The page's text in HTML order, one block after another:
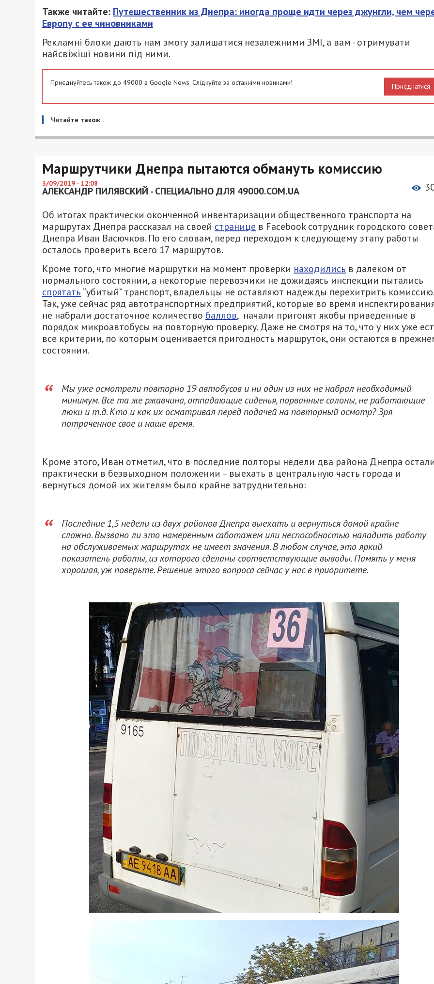
Также читайте: Путешественник из Днепра: иногда проще идти через джунгли, чем
Европу с ее чиновниками
Рекламні блоки дають нам змогу залишатися незалежними ЗМІ, а вам - отримувати
найсвіжіші новини під ними.
Приєднуйтесь також до 49000 в Google News. Слідкуйте за останніми новинами! Приєднатися
Читайте також
Маршрутчики Днепра пытаются обмануть комиссию
3/09/2019 - 12:08
АЛЕКСАНДР ПИЛЯВСКИЙ - СПЕЦИАЛЬНО ДЛЯ 49000.COM.UA
Об итогах практически оконченной инвентаризации общественного транспорта на
маршрутах Днепра рассказал на своей странице в Facebook сотрудник городского
Днепра Иван Васючков. По его словам, перед переходом к следующему этапу работы
осталось проверить всего 17 маршрутов.
Кроме того, что многие маршрутки на момент проверки находились в далеком от
нормального состоянии, а некоторые перевозчики не дожидаясь инспекции пытались
спрятать “убитый” транспорт, владельцы не оставляют надежды перехитрить комиссию.
Так, уже сейчас ряд автотранспортных предприятий, которые во время
не набрали достаточное количество баллов, начали пригонят якобы приведенные в
порядок микроавтобусы на повторную проверку. Даже не смотря на то, что у них уже
все критерии, по которым оценивается пригодность маршруток, они остаются в
состоянии.
Мы уже осмотрели повторно 19 автобусов и ни один из них не набрал необходимый
минимум. Все та же ржавчина, отпадающие сиденья, порванные салоны, неработающие
люки и т.д. Кто и как их осматривал перед подачей на повторный осмотр? Зря
потраченное свое и наше время.
Кроме этого, Иван отметил, что в последние полторы недели два района Днепра
практически в безвыходном положении – выехать в центральную часть города и
вернуться домой их жителям было крайне затруднительно:
Последние 1,5 недели из двух районов Днепра выехать и вернуться домой крайне
сложно. Вызвано ли это намеренным саботажем или неспособностью наладить работу
на обслуживаемых маршрутах не имеет значения. В любом случае, это яркий
показатель работы, из которого сделаны соответствующие выводы. Память у меня
хорошая, уж поверьте. Решение этого вопроса сейчас у нас в приоритете.